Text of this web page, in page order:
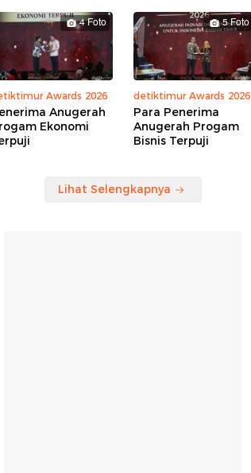
4 Foto
Awards 2026
Anugerah
Ekonomi
5 Foto
detiktimur Awards 2026
Para Penerima
Anugerah Progam
Bisnis Terpuji
Lihat Selengkapnya